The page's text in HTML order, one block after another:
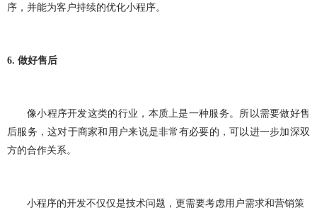
序，并能为客户持续的优化小程序。
6. 做好售后
像小程序开发这类的行业，本质上是一种服务。所以需要做好售
后服务，这对于商家和用户来说是非常有必要的，可以进一步加深双
方的合作关系。
小程序的开发不仅仅是技术问题，更需要考虑用户需求和营销策